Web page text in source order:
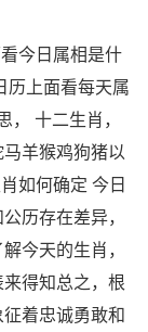
今日属相是什
历上面看每天属
， 十二生肖，
羊猴鸡狗猪以
如何确定 今日
历存在差异，
今天的生肖，
得知总之，根
着忠诚勇敢和